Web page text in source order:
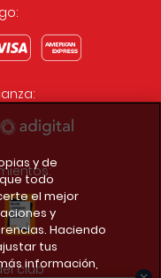
club
y de
todo
el mejor
y
Haciendo
tus
información,